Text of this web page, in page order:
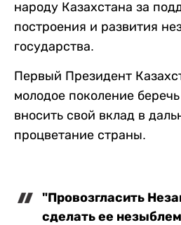
народу Казахстана за
построения и развития
государства.
Первый Президент
молодое поколение
вносить свой вклад в
процветание страны.
"Провозгласить
сделать ее